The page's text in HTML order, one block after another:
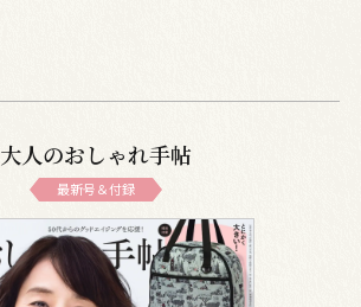
大人のおしゃれ手帖
最新号＆付録